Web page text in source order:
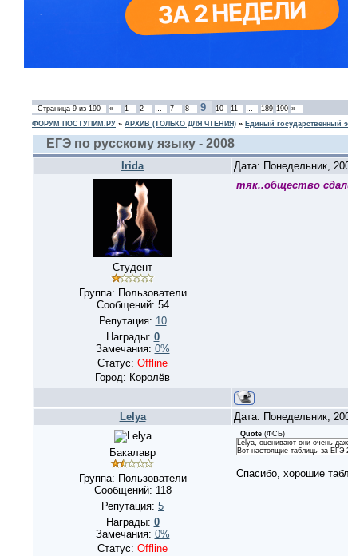
Страница 9 из 190 « 1 2 … 7 8 9 10 11 … 189 190 »
ФОРУМ ПОСТУПИМ.РУ » АРХИВ (ТОЛЬКО ДЛЯ ЧТЕНИЯ) » Единый государственный
ЕГЭ по русскому языку - 2008
Irida Дата: Понедельник,
Студент
Группа: Пользователи
Сообщений: 54
Репутация: 10
Награды: 0
Замечания: 0%
Статус: Offline
Город: Королёв
тяк..общество
Lelya Дата: Понедельник,
Бакалавр
Группа: Пользователи
Сообщений: 118
Репутация: 5
Награды: 0
Замечания: 0%
Статус: Offline
Quote (ФСБ)
Lelya, оценивают они очень
Вот настоящие таблицы за
Спасибо, хорошие